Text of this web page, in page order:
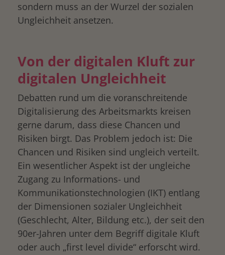
sondern muss an der Wurzel der sozialen
Ungleichheit ansetzen.
Von der digitalen Kluft zur
digitalen Ungleichheit
Debatten rund um die voranschreitende
Digitalisierung des Arbeitsmarkts kreisen
gerne darum, dass diese Chancen und
Risiken birgt. Das Problem jedoch ist: Die
Chancen und Risiken sind ungleich verteilt.
Ein wesentlicher Aspekt ist der ungleiche
Zugang zu Informations- und
Kommunikationstechnologien (IKT) entlang
der Dimensionen sozialer Ungleichheit
(Geschlecht, Alter, Bildung etc.), der seit den
90er-Jahren unter dem Begriff digitale Kluft
oder auch „first level divide“ erforscht wird.
drucken